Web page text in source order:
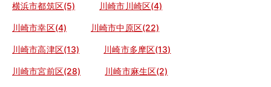
横浜市都筑区(5) 川崎市川崎区(4)
川崎市幸区(4) 川崎市中原区(22)
川崎市高津区(13) 川崎市多摩区(13)
川崎市宮前区(28) 川崎市麻生区(2)